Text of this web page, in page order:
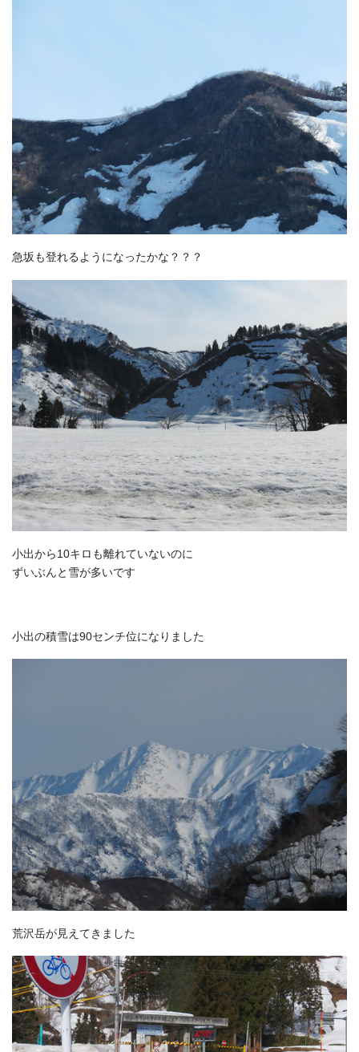
急坂も登れるようになったかな？？？
小出から10キロも離れていないのに
ずいぶんと雪が多いです
小出の積雪は90センチ位になりました
荒沢岳が見えてきました